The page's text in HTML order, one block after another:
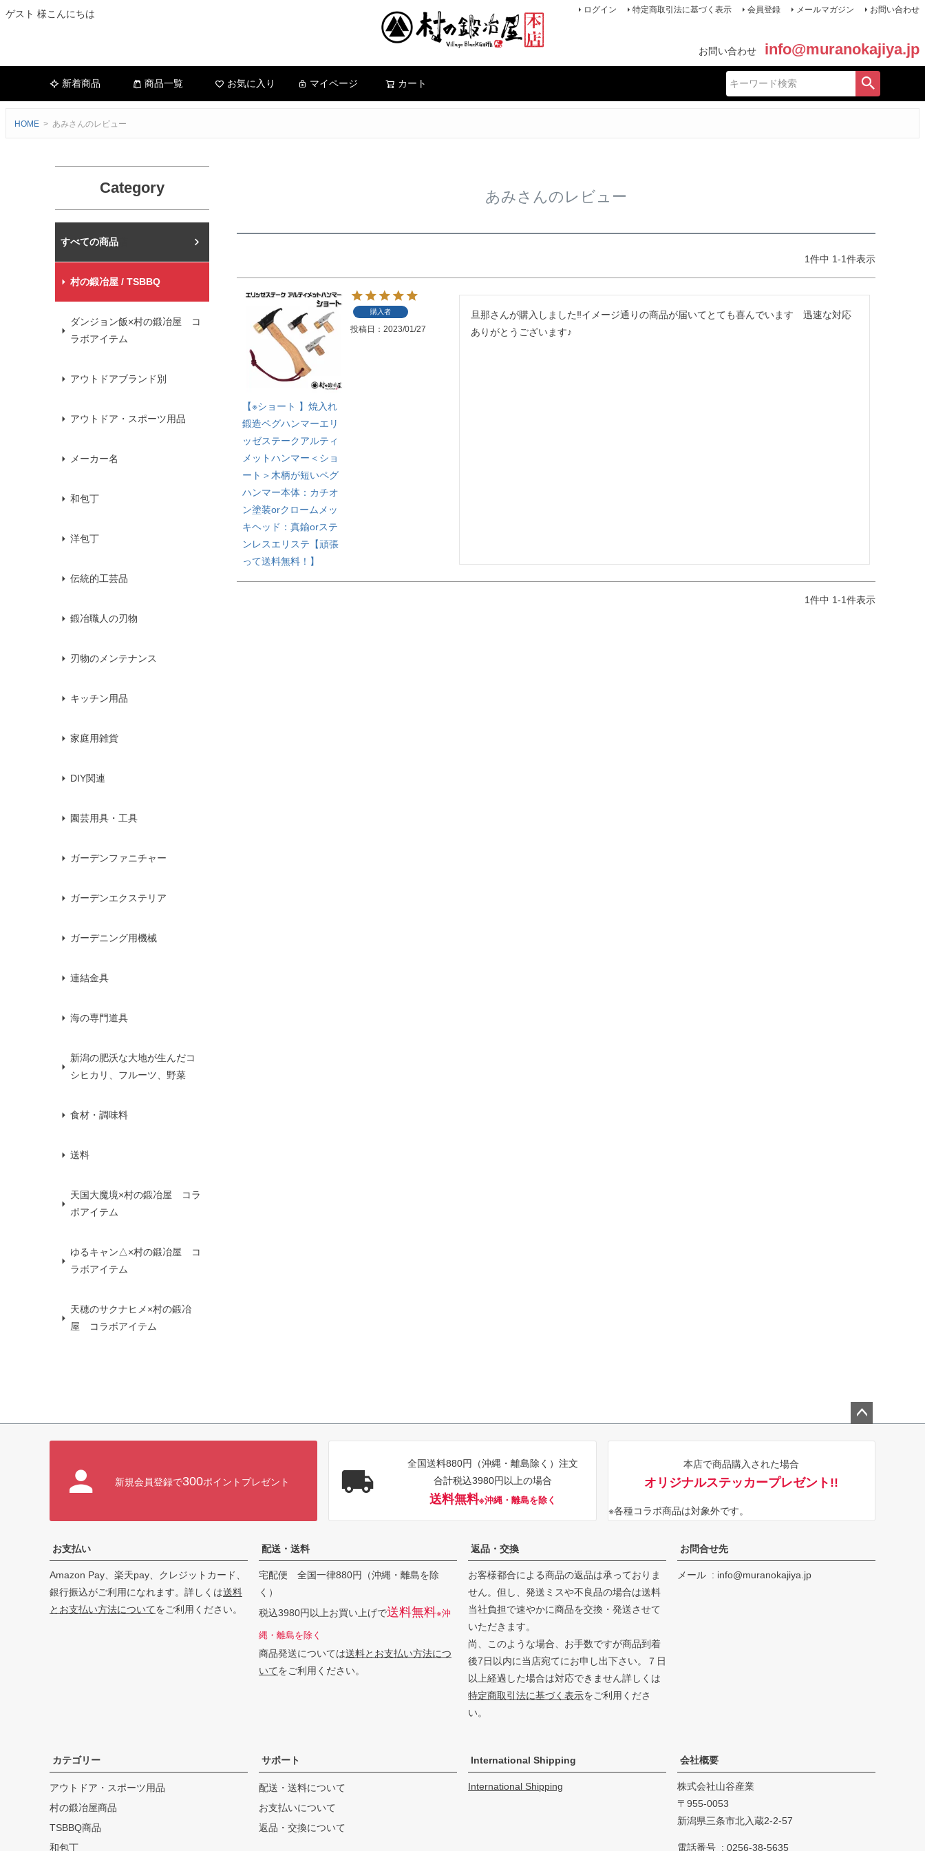
ゲスト 様こんにちは ログイン 特定商取引法に基づく表示 会員登録 メールマガジン お問い合わせ
お問い合わせ info@muranokajiya.jp
新着商品 商品一覧 お気に入り マイページ カート
HOME あみさんのレビュー
Category
村の鍛冶屋本店
村の鍛冶屋 / TSBBQ
ダンジョン飯×村の鍛冶屋 コ
ラボアイテム
アウトドアブランド別
アウトドア・スポーツ用品
メーカー名
和包丁
洋包丁
伝統的工芸品
鍛冶職人の刃物
刃物のメンテナンス
キッチン用品
家庭用雑貨
DIY関連
園芸用具・工具
ガーデンファニチャー
ガーデンエクステリア
ガーデニング用機械
連結金具
海の専門道具
新潟の肥沃な大地が生んだコ
シヒカリ、フルーツ、野菜
食材・調味料
送料
天国大魔境×村の鍛冶屋 コラ
ボアイテム
ゆるキャン△×村の鍛冶屋 コ
ラボアイテム
天穂のサクナヒメ×村の鍛冶
屋 コラボアイテム
あみさんのレビュー
1件中 1-1件表示
【※ショート 】焼入れ
鍛造ペグハンマーエリ
ッゼステークアルティ
メットハンマー＜ショ
ート＞木柄が短いペグ
ハンマー本体：カチオ
ン塗装orクロームメッ
キヘッド：真鍮orステ
ンレスエリステ【頑張
って送料無料！】
購入者
投稿日 2023/01/27
旦那さんが購入しました‼︎イメージ通りの商品が届いてとても喜んでいます　迅速な対応
ありがとうございます♪
1件中 1-1件表示
新規会員登録で300ポイントプレゼント
全国送料880円（沖縄・離島除く）注文
合計税込3980円以上の場合
送料無料※沖縄・離島を除く
本店で商品購入された場合
オリジナルステッカープレゼント!!
※各種コラボ商品は対象外です。
お支払い
Amazon Pay、楽天pay、クレジットカード、
銀行振込がご利用になれます。詳しくは送料
とお支払い方法についてをご利用ください。
配送・送料
宅配便 全国一律880円（沖縄・離島を除
く）
税込3980円以上お買い上げで送料無料※沖
縄・離島を除く
商品発送については送料とお支払い方法につ
いてをご利用ください。
返品・交換
お客様都合による商品の返品は承っておりま
せん。但し、発送ミスや不良品の場合は送料
当社負担で速やかに商品を交換・発送させて
いただきます。
尚、このような場合、お手数ですが商品到着
後7日以内に当店宛てにお申し出下さい。７日
以上経過した場合は対応できません詳しくは
特定商取引法に基づく表示をご利用くださ
い。
お問合せ先
メール info@muranokajiya.jp
カテゴリー
アウトドア・スポーツ用品
村の鍛冶屋商品
TSBBQ商品
和包丁
サポート
配送・送料について
お支払いについて
返品・交換について
International Shipping
International Shipping
会社概要
株式会社山谷産業
955-0053
新潟県三条市北入蔵2-2-57
電話番号 0256-38-5635